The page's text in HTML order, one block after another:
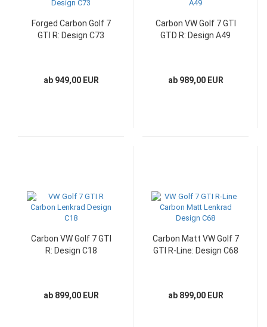
Forged Carbon Golf 7
GTI R: Design C73
ab 949,00 EUR
Carbon VW Golf 7 GTI
GTD R: Design A49
ab 989,00 EUR
Carbon VW Golf 7 GTI
R: Design C18
ab 899,00 EUR
Carbon Matt VW Golf 7
GTI R-Line: Design C68
ab 899,00 EUR